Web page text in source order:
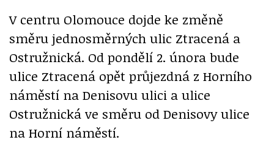
V centru Olomouce dojde ke změně
směru jednosměrných ulic Ztracená a
Ostružnická. Od pondělí 2. února bude
ulice Ztracená opět průjezdná z Horního
náměstí na Denisovu ulici a ulice
Ostružnická ve směru od Denisovy ulice
na Horní náměstí.